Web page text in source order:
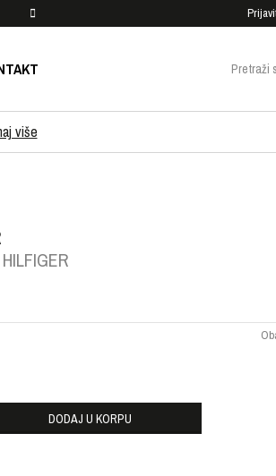
SIGURNO PLAĆANJE PLATNIM
Pretraži
više
DODAJ U KORPU